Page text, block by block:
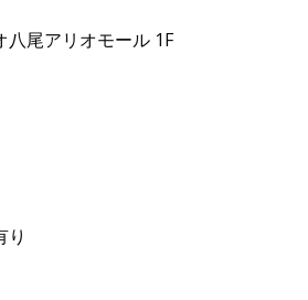
尾アリオモール 1F
り